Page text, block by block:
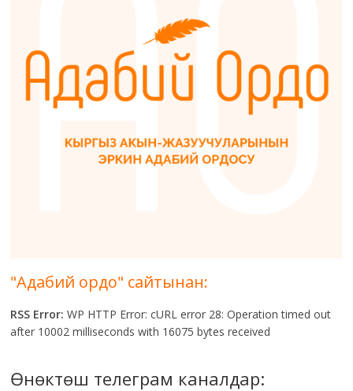
"Адабий ордо" сайтынан:
RSS Error: WP HTTP Error: cURL error 28: Operation timed out
after 10002 milliseconds with 16075 bytes received
Өнөктөш телеграм каналдар: